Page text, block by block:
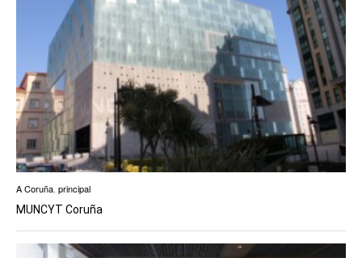
A Coruña, principal
MUNCYT Coruña